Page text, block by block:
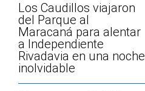
Los Caudillos viajaron
del Parque al
Maracaná para alentar
a Independiente
Rivadavia en una noche
inolvidable